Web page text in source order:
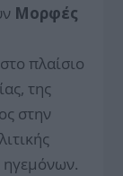
Μορφές
πλαίσιο
της
στην